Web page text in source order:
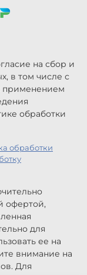
на сбор и
в том числе с
применением
обработки
обработки
офертой,
для
ее на
внимание на
Для